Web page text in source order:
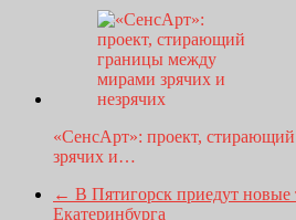
«СенсАрт»: проект,
зрячих и…
← В Пятигорск приедут новые
Екатеринбурга